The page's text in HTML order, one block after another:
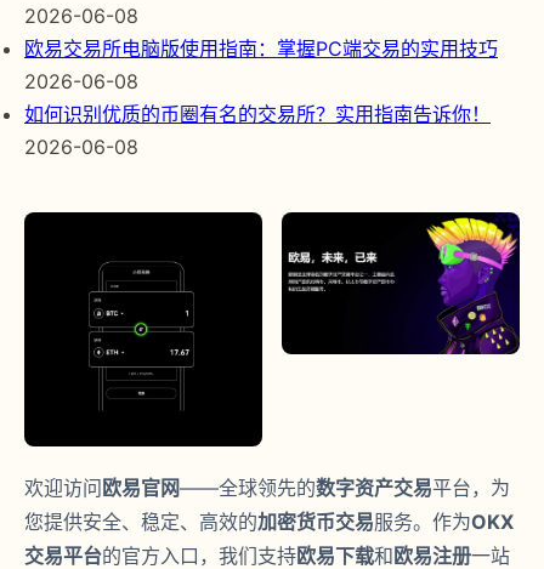
2026-06-08
欧易交易所电脑版使用指南：掌握PC端交易的实用技巧
2026-06-08
如何识别优质的币圈有名的交易所？实用指南告诉你！
2026-06-08
欢迎访问欧易官网——全球领先的数字资产交易平台，为
您提供安全、稳定、高效的加密货币交易服务。作为OKX
交易平台的官方入口，我们支持欧易下载和欧易注册一站